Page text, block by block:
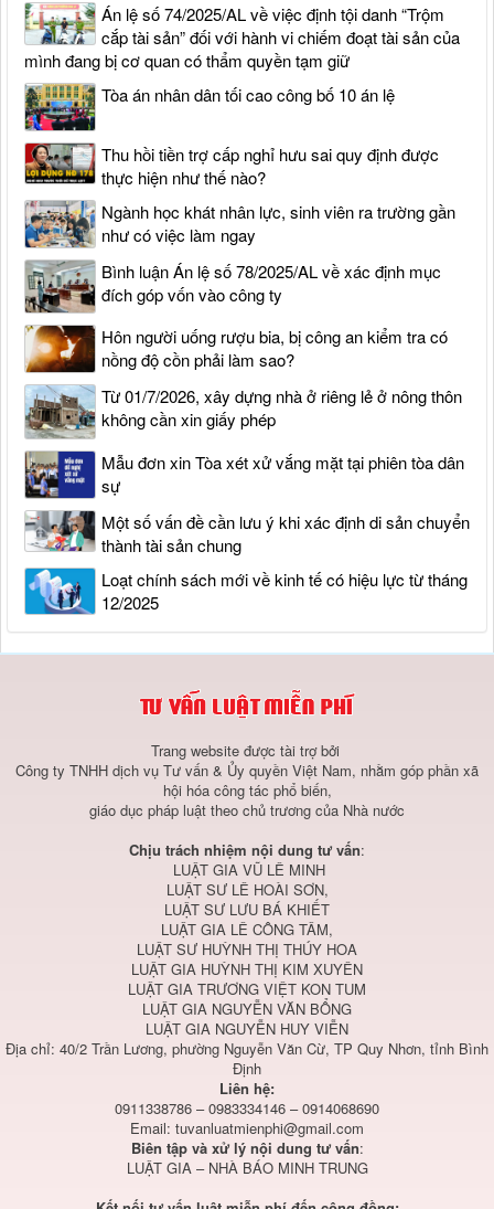
Án lệ số 74/2025/AL về việc định tội danh “Trộm
cắp tài sản” đối với hành vi chiếm đoạt tài sản của
mình đang bị cơ quan có thẩm quyền tạm giữ
Tòa án nhân dân tối cao công bố 10 án lệ
Thu hồi tiền trợ cấp nghỉ hưu sai quy định được
thực hiện như thế nào?
Ngành học khát nhân lực, sinh viên ra trường gần
như có việc làm ngay
Bình luận Án lệ số 78/2025/AL về xác định mục
đích góp vốn vào công ty
Hôn người uống rượu bia, bị công an kiểm tra có
nồng độ cồn phải làm sao?
Từ 01/7/2026, xây dựng nhà ở riêng lẻ ở nông thôn
không cần xin giấy phép
Mẫu đơn xin Tòa xét xử vắng mặt tại phiên tòa dân
sự
Một số vấn đề cần lưu ý khi xác định di sản chuyển
thành tài sản chung
Loạt chính sách mới về kinh tế có hiệu lực từ tháng
12/2025
Trang website được tài trợ bởi
Công ty TNHH dịch vụ Tư vấn & Ủy quyền Việt Nam, nhằm góp phần xã
hội hóa công tác phổ biến,
giáo dục pháp luật theo chủ trương của Nhà nước
Chịu trách nhiệm nội dung tư vấn:
LUẬT GIA VŨ LÊ MINH
LUẬT SƯ LÊ HOÀI SƠN,
LUẬT SƯ LƯU BÁ KHIẾT
LUẬT GIA LÊ CÔNG TÂM,
LUẬT SƯ HUỲNH THỊ THÚY HOA
LUẬT GIA HUỲNH THỊ KIM XUYÊN
LUẬT GIA TRƯƠNG VIỆT KON TUM
LUẬT GIA NGUYỄN VĂN BỔNG
LUẬT GIA NGUYỄN HUY VIỄN
Địa chỉ: 40/2 Trần Lương, phường Nguyễn Văn Cừ, TP Quy Nhơn, tỉnh Bình
Định
Liên hệ:
0911338786 – 0983334146 – 0914068690
Email: tuvanluatmienphi@gmail.com
Biên tập và xử lý nội dung tư vấn:
LUẬT GIA – NHÀ BÁO MINH TRUNG